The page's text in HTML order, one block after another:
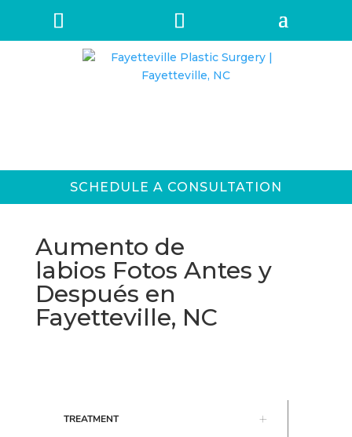
SCHEDULE A CONSULTATION
Aumento de
labios Fotos Antes y
Después en
Fayetteville, NC